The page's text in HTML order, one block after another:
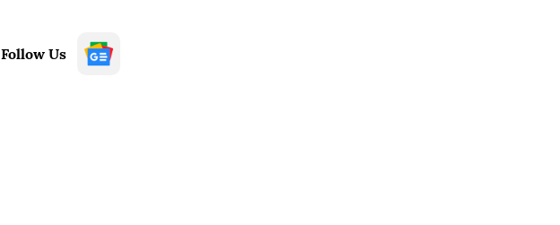
Follow Us